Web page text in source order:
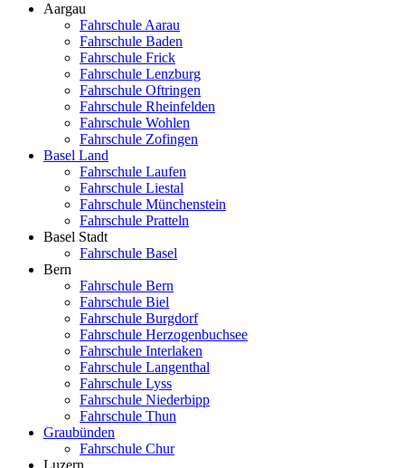
Aargau
Fahrschule Aarau
Fahrschule Baden
Fahrschule Frick
Fahrschule Lenzburg
Fahrschule Oftringen
Fahrschule Rheinfelden
Fahrschule Wohlen
Fahrschule Zofingen
Basel Land
Fahrschule Laufen
Fahrschule Liestal
Fahrschule Münchenstein
Fahrschule Pratteln
Basel Stadt
Fahrschule Basel
Bern
Fahrschule Bern
Fahrschule Biel
Fahrschule Burgdorf
Fahrschule Herzogenbuchsee
Fahrschule Interlaken
Fahrschule Langenthal
Fahrschule Lyss
Fahrschule Niederbipp
Fahrschule Thun
Graubünden
Fahrschule Chur
Luzern